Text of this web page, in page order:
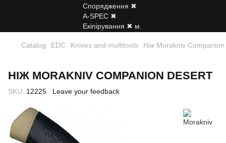
Catalog EDC Knives and multitools Ніж Morakniv
НІЖ MORAKNIV COMPANION DESERT
SKU: 12225 Leave your feedback